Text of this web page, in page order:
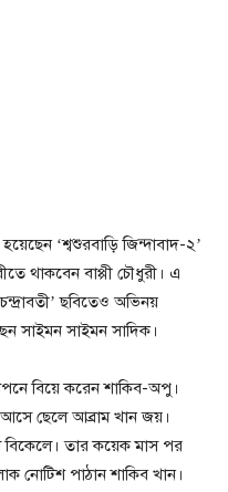
‘শ্বশুরবাড়ি জিন্দাবাদ-২’
থাকবেন বাপ্পী চৌধুরী। এ
ছবিতেও অভিনয়
সাইমন সাইমন সাদিক।
বিয়ে করেন শাকিব-অপু।
ছেলে আব্রাম খান জয়।
বিকেলে। তার কয়েক মাস পর
নোটিশ পাঠান শাকিব খান।